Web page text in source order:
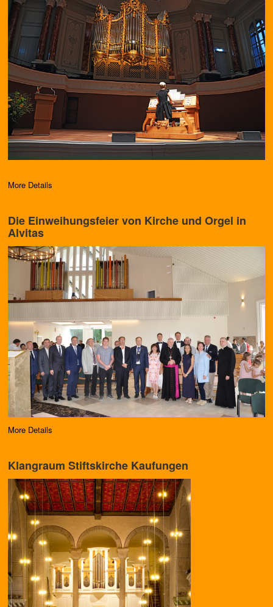
More Details
Die Einweihungsfeier von Kirche und Orgel in
Alvitas
More Details
Klangraum Stiftskirche Kaufungen